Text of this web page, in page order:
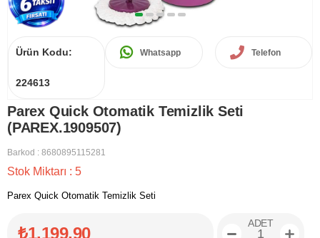
Ürün Kodu:
224613
Whatsapp Telefon
Parex Quick Otomatik Temizlik Seti
(PAREX.1909507)
Barkod : 8680895115281
Stok Miktarı : 5
Parex Quick Otomatik Temizlik Seti
₺1.199,90
ADET